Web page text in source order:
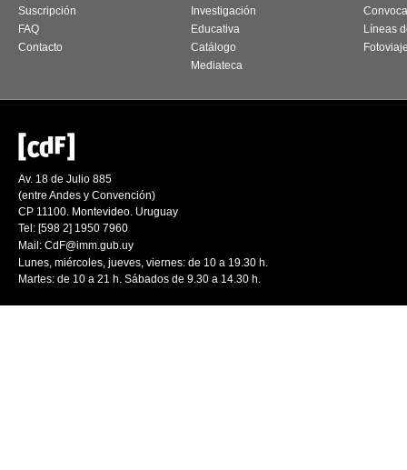
Suscripción
FAQ
Contacto
Investigación
Educativa
Catálogo
Mediateca
Líneas
Av. 18 de Julio 885
(entre Andes y Convención)
CP 11100. Montevideo. Uruguay
Tel: [598 2] 1950 7960
Mail: CdF@imm.gub.uy
Lunes, miércoles, jueves, viernes: de 10 a 19.30 h.
Martes: de 10 a 21 h. Sábados de 9.30 a 14.30 h.